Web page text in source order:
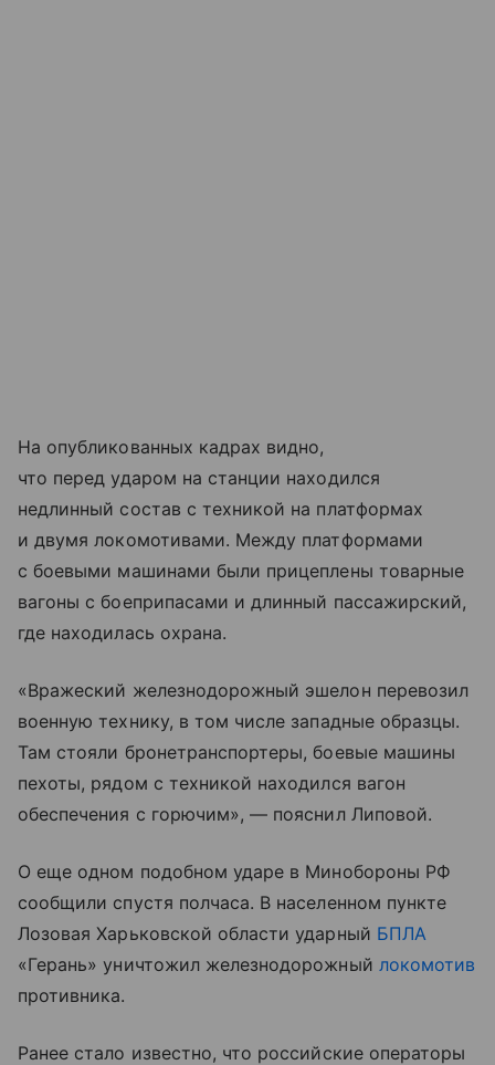
На опубликованных кадрах видно,
что перед ударом на станции находился
недлинный состав с техникой на платформах
и двумя локомотивами. Между платформами
с боевыми машинами были прицеплены товарные
вагоны с боеприпасами и длинный пассажирский,
где находилась охрана.
«Вражеский железнодорожный эшелон перевозил
военную технику, в том числе западные образцы.
Там стояли бронетранспортеры, боевые машины
пехоты, рядом с техникой находился вагон
обеспечения с горючим», — пояснил Липовой.
О еще одном подобном ударе в Минобороны РФ
сообщили спустя полчаса. В населенном пункте
Лозовая Харьковской области ударный БПЛА
«Герань» уничтожил железнодорожный локомотив
противника.
Ранее стало известно, что российские операторы